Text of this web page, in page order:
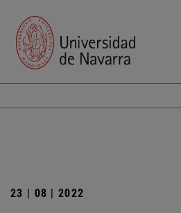
23 | 08 | 2022